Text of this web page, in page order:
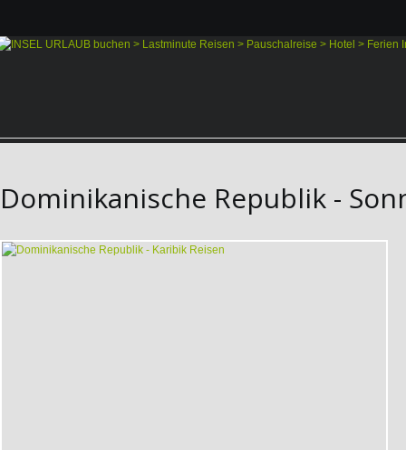
Dominikanische Republik -